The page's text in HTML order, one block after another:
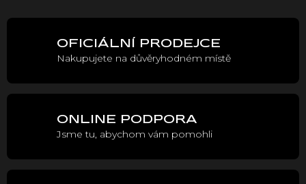
cena:
OFICIÁLNÍ PRODEJCE
Nakupujete na důvěryhodném místě
ONLINE PODPORA
Jsme tu, abychom vám pomohli